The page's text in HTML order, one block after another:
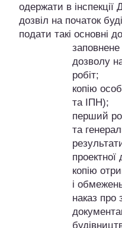
одержати в
дозвіл на початок
подати такі основні
дозволу
робіт;
копію
та ІПН);
перший
та
проектної
копію
і
наказ про